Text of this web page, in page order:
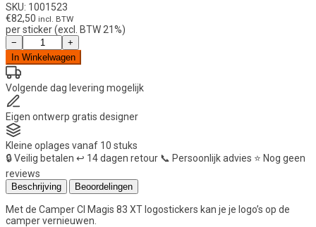
SKU: 1001523
€82,50 incl. BTW
per sticker (excl. BTW 21%)
Camper
CI
Magis
83
XT
logostickers
aantal
−
+
In Winkelwagen
Volgende dag levering mogelijk
Eigen ontwerp gratis designer
Kleine oplages vanaf 10 stuks
🔒Veilig betalen ↩️ 14 dagen retour 📞 Persoonlijk advies ⭐ Nog geen
reviews
Beschrijving Beoordelingen
Met de Camper CI Magis 83 XT logostickers kan je je logo’s op de
camper vernieuwen.